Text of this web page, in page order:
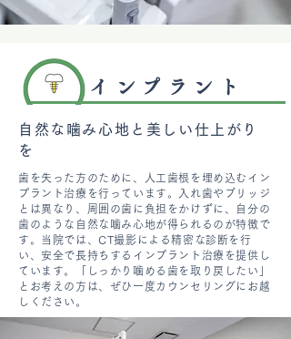
インプラント
自然な噛み心地と美しい仕上がり
を
歯を失った方のために、人工歯根を埋め込むイン
プラント治療を行っています。入れ歯やブリッジ
とは異なり、周囲の歯に負担をかけずに、自分の
歯のような自然な噛み心地が得られるのが特徴で
す。当院では、CT撮影による精密な診断を行
い、安全で長持ちするインプラント治療を提供し
ています。「しっかり噛める歯を取り戻したい」
とお考えの方は、ぜひ一度カウンセリングにお越
しください。